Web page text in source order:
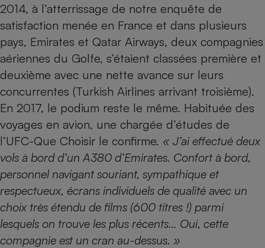
2014, à l’atterrissage de notre enquête de
satisfaction menée en France et dans plusieurs
pays, Emirates et Qatar Airways, deux compagnies
aériennes du Golfe, s’étaient classées première et
deuxième avec une nette avance sur leurs
concurrentes (Turkish Airlines arrivant troisième).
En 2017, le podium reste le même. Habituée des
voyages en avion, une chargée d’études de
l’UFC-Que Choisir le confirme. « J’ai effectué deux
vols à bord d’un A380 ­d’Emirates. Confort à bord,
personnel navigant souriant, sympathique et
respectueux, écrans individuels de qualité avec un
choix très étendu de films (600 titres !) parmi
lesquels on trouve les plus récents… Oui, cette
compagnie est un cran au-dessus. »
Plaque de cuisson à
induction
Climatiseur -
Ventilateur
Téléphone mobile -
Smartphone
Antivirus
Radiateur électrique
Climatiseur -
Ventilateur